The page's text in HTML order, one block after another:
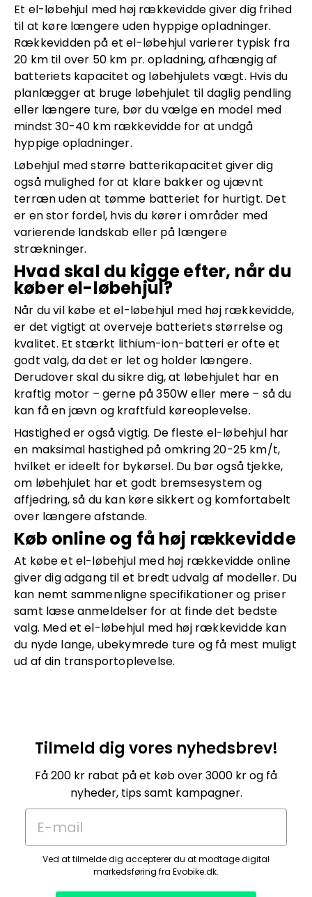
Et el-løbehjul med høj rækkevidde giver dig frihed
til at køre længere uden hyppige opladninger.
Rækkevidden på et el-løbehjul varierer typisk fra
20 km til over 50 km pr. opladning, afhængig af
batteriets kapacitet og løbehjulets vægt. Hvis du
planlægger at bruge løbehjulet til daglig pendling
eller længere ture, bør du vælge en model med
mindst 30-40 km rækkevidde for at undgå
hyppige opladninger.
Løbehjul med større batterikapacitet giver dig
også mulighed for at klare bakker og ujævnt
terræn uden at tømme batteriet for hurtigt. Det
er en stor fordel, hvis du kører i områder med
varierende landskab eller på længere
strækninger.
Hvad skal du kigge efter, når du
køber el-løbehjul?
Når du vil købe et el-løbehjul med høj rækkevidde,
er det vigtigt at overveje batteriets størrelse og
kvalitet. Et stærkt lithium-ion-batteri er ofte et
godt valg, da det er let og holder længere.
Derudover skal du sikre dig, at løbehjulet har en
kraftig motor – gerne på 350W eller mere – så du
kan få en jævn og kraftfuld køreoplevelse.
Hastighed er også vigtig. De fleste el-løbehjul har
en maksimal hastighed på omkring 20-25 km/t,
hvilket er ideelt for bykørsel. Du bør også tjekke,
om løbehjulet har et godt bremsesystem og
affjedring, så du kan køre sikkert og komfortabelt
over længere afstande.
Køb online og få høj rækkevidde
At købe et el-løbehjul med høj rækkevidde online
giver dig adgang til et bredt udvalg af modeller. Du
kan nemt sammenligne specifikationer og priser
samt læse anmeldelser for at finde det bedste
valg. Med et el-løbehjul med høj rækkevidde kan
du nyde lange, ubekymrede ture og få mest muligt
ud af din transportoplevelse.
Tilmeld dig vores nyhedsbrev!
Få 200 kr rabat på et køb over 3000 kr og få
nyheder, tips samt kampagner.
E-mail
Ved at tilmelde dig accepterer du at modtage digital
markedsføring fra Evobike.dk.